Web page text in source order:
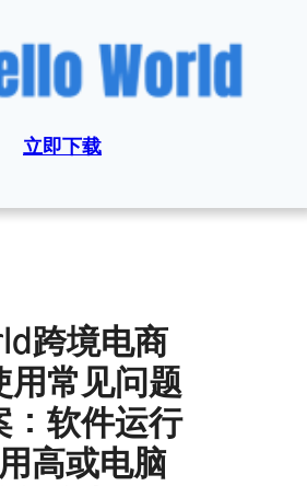
立即下载
跨境电商
用常见问题
：软件运行
高或电脑